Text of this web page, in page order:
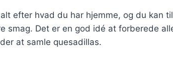
efter hvad du har hjemme, og du kan
smag. Det er en god idé at forberede
at samle quesadillas.